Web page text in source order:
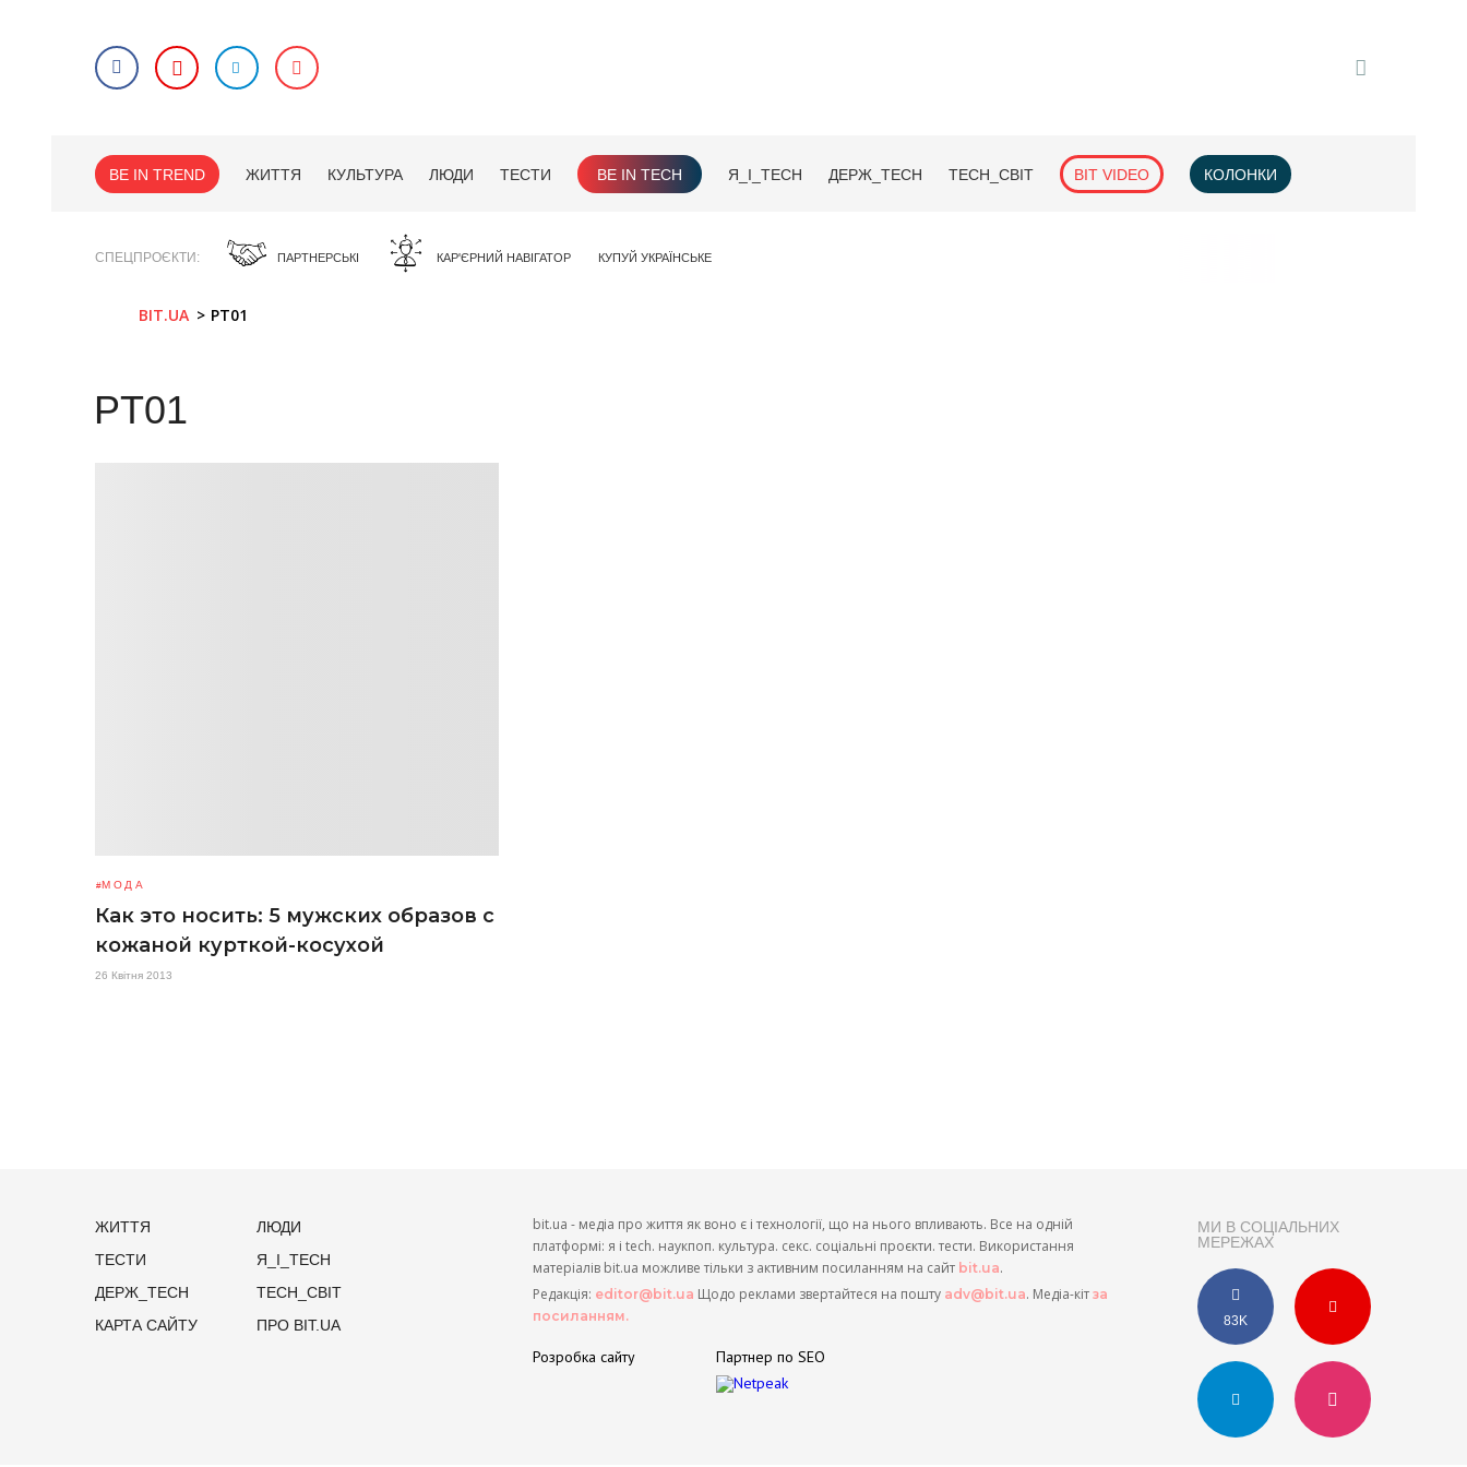
BE IN TREND ЖИТТЯ КУЛЬТУРА ЛЮДИ ТЕСТИ BE IN TECH Я_І_TECH ДЕРЖ_TECH TECH_СВІТ BIT VIDEO КОЛОНКИ
СПЕЦПРОЄКТИ ПАРТНЕРСЬКІ КАР'ЄРНИЙ НАВІГАТОР КУПУЙ УКРАЇНСЬКЕ
BIT.UA PT01
PT01
МОДА
Как это носить: 5 мужских образов с
кожаной курткой-косухой
26 Квітня 2013
ЖИТТЯ
ЛЮДИ
ТЕСТИ
Я_І_TECH
ДЕРЖ_TECH
TECH_СВІТ
КАРТА САЙТУ
ПРО BIT.UA
МИ В СОЦІАЛЬНИХ
МЕРЕЖАХ
83K
bit.ua - медіа про життя як воно є і технології, що на нього впливають. Все на одній
платформі: я і tech. наукпоп. культура. секс. соціальні проєкти. тести. Використання
матеріалів bit.ua можливе тільки з активним посиланням на сайт bit.ua.
Редакція: editor@bit.ua Щодо реклами звертайтеся на пошту adv@bit.ua. Медіа-кіт за
посиланням.
Розробка сайту Партнер по SEO